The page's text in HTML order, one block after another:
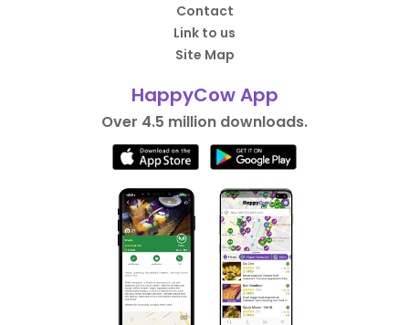
Contact
Link to us
Site Map
HappyCow App
Over 4.5 million downloads.